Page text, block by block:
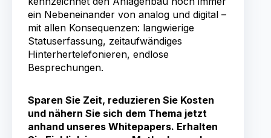
ein Nebeneinander von analog und digital –
mit allen Konsequenzen: langwierige
Statuserfassung, zeitaufwändiges
Hinterhertelefonieren, endlose
Besprechungen.
Sparen Sie Zeit, reduzieren Sie Kosten
und nähern Sie sich dem Thema jetzt
anhand unseres Whitepapers. Erhalten